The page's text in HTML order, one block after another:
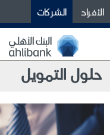
الأفراد الشركات
حلول التمويل